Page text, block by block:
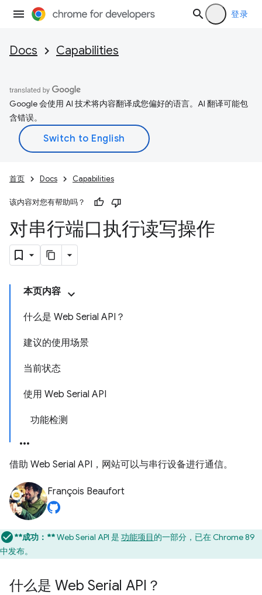
登录
Docs Capabilities
Google 会使用 AI 技术将内容翻译成您偏好的语言。AI 翻译可能包
含错误。
首页 Docs Capabilities
该内容对您有帮助吗？
对串行端口执行读写操作
本页内容
什么是 Web Serial API？
建议的使用场景
当前状态
使用 Web Serial API
功能检测
借助 Web Serial API，网站可以与串行设备进行通信。
François Beaufort
**成功：**Web Serial API 是 功能项目的一部分，已在 Chrome 89
中发布。
什么是 Web Serial API？